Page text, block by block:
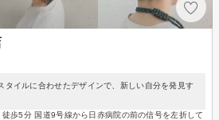
イルに合わせたデザインで、新しい自分を発見す
歩5分 国道9号線から日赤病院の前の信号を左折して